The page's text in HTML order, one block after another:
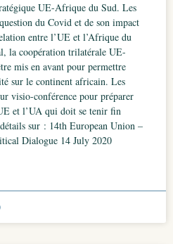
UE-Afrique du Sud. Les
du Covid et de son impact
entre l’UE et l’Afrique du
la coopération trilatérale UE-
mis en avant pour permettre
sur le continent africain. Les
visio-conférence pour préparer
et l’UA qui doit se tenir fin
sur : 14th European Union –
Dialogue 14 July 2020